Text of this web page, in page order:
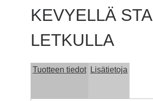
KEVYELLÄ
LETKULLA
Tuotteen tiedot Lisätietoja